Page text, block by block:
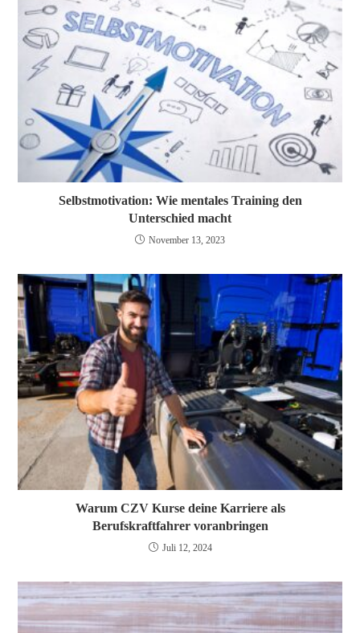
Selbstmotivation: Wie mentales Training den
Unterschied macht
November 13, 2023
Warum CZV Kurse deine Karriere als
Berufskraftfahrer voranbringen
Juli 12, 2024